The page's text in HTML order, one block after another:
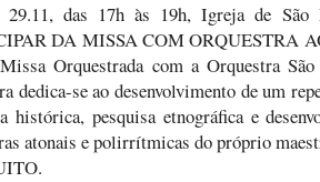
29.11, das 17h às 19h, Igreja de
DA MISSA COM ORQUESTRA
Orquestrada com a Orquestra
dedica-se ao desenvolvimento de um
histórica, pesquisa etnográfica e
atonais e polirrítmicas do próprio